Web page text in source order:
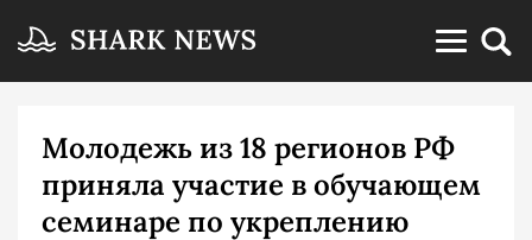
Молодежь из 18 регионов РФ
приняла участие в обучающем
семинаре по укреплению